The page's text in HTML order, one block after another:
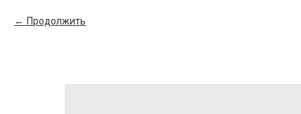
Продолжить